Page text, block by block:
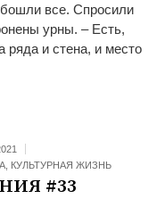
все. Спросили
урны. – Есть,
ряда и стена, и место
КУЛЬТУРНАЯ ЖИЗНЬ
#33